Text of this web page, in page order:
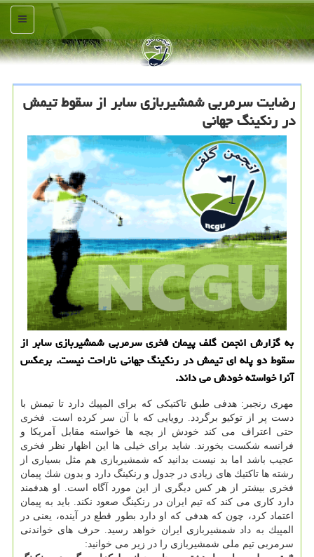
منو
رضایت سرمربی شمشیربازی سابر از سقوط تیمش
در رنكینگ جهانی
به گزارش انجمن گلف پیمان فخری سرمربی شمشیربازی سابر از
سقوط دو پله ای تیمش در رنكینگ جهانی ناراحت نیست. برعكس
آنرا خواسته خودش می داند.
مهری رنجبر: هدفی طبق تاكتیكی كه برای المپیك دارد تا تیمش با
دست پر از توكیو برگردد. رویایی كه با آن سر كرده است. فخری
حتی اعتراف می كند خودش از بچه ها خواسته مقابل آمریكا و
فرانسه شكست بخورند. شاید برای خیلی ها این اظهار نظر فخری
عجیب باشد اما بد نیست بدانید كه شمشیربازی هم مثل بسیاری از
رشته ها تاكتیك های زیادی در جدول و رنكینگ دارد و بدون شك پیمان
فخری بیشتر از هر كس دیگری از این مورد آگاه است. او هدفمند
دارد كاری می كند كه تیم ایران در رنكینگ صعود نكند. باید به پیمان
اعتماد كرد، چون كه هدفی كه او دارد بطور قطع در آینده، یعنی در
المپیك به داد شمشیربازی ایران خواهد رسید. حرف های خواندنی
سرمربی تیم ملی شمشیربازی را در زیر می خوانید: